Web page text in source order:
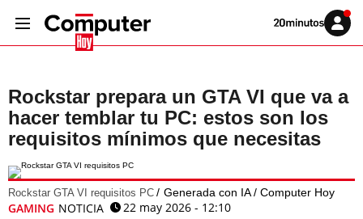
Volver
Iniciar
sesión
Rockstar prepara un GTA VI que va a
hacer temblar tu PC: estos son los
requisitos mínimos que necesitas
Rockstar GTA VI requisitos PC Generada con IA / Computer Hoy
GAMING NOTICIA
22 may 2026 - 12:10